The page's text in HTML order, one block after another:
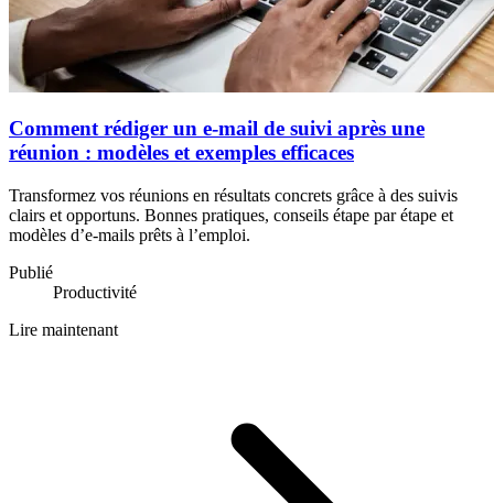
Comment rédiger un e-mail de suivi après une
réunion : modèles et exemples efficaces
Transformez vos réunions en résultats concrets grâce à des suivis
clairs et opportuns. Bonnes pratiques, conseils étape par étape et
modèles d’e-mails prêts à l’emploi.
Publié
Productivité
Lire maintenant